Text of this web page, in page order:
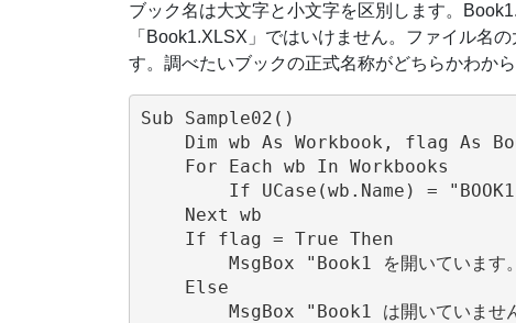
ブック名は大文字と小文字を区別します。
「Book1.XLSX」ではいけません。ファイル名
す。調べたいブックの正式名称がどちらかわか
Sub Sample02()
Dim wb As Workbook, flag As
    For Each wb In Workbooks
If UCase(wb.Name) =
    Next wb
    If flag = True Then
MsgBox "Book1 を開いていま
    Else
MsgBox "Book1 は開いていま